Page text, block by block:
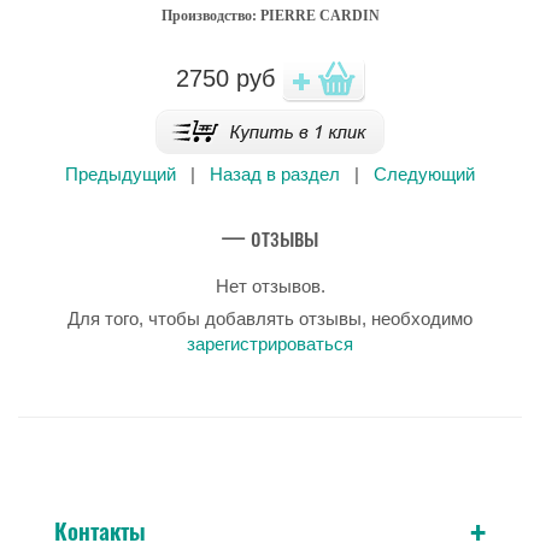
Производство: PIERRE CARDIN
2750руб
Предыдущий | Назад в раздел | Следующий
— отзывы
Нет отзывов.
Для того, чтобы добавлять отзывы, необходимо
зарегистрироваться
Контакты +